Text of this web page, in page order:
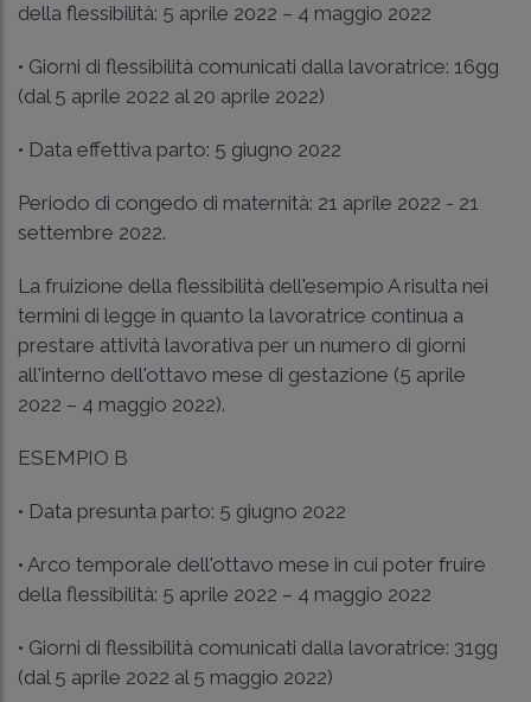
della flessibilità: 5 aprile 2022 – 4 maggio 2022
• Giorni di flessibilità comunicati dalla lavoratrice: 16gg
(dal 5 aprile 2022 al 20 aprile 2022)
• Data effettiva parto: 5 giugno 2022
Periodo di congedo di maternità: 21 aprile 2022 - 21
settembre 2022.
La fruizione della flessibilità dell'esempio A risulta nei
termini di legge in quanto la lavoratrice continua a
prestare attività lavorativa per un numero di giorni
all'interno dell'ottavo mese di gestazione (5 aprile
2022 – 4 maggio 2022).
ESEMPIO B
• Data presunta parto: 5 giugno 2022
• Arco temporale dell'ottavo mese in cui poter fruire
della flessibilità: 5 aprile 2022 – 4 maggio 2022
• Giorni di flessibilità comunicati dalla lavoratrice: 31gg
(dal 5 aprile 2022 al 5 maggio 2022)